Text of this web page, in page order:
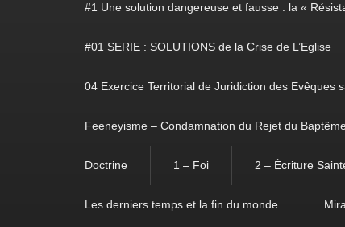
#1 Une solution dangereuse et fausse : la «
#01 SERIE : SOLUTIONS de la Crise de L’Eglise
04 Exercice Territorial de Juridiction des Evêques
Feeneyisme – Condamnation du Rejet du
Doctrine 1 – Foi 2 – Écriture
Les derniers temps et la fin du monde